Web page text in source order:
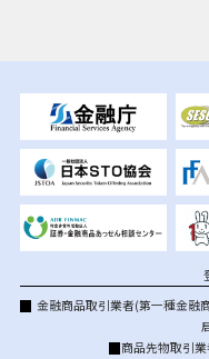
金融商品取引業者(第一種金融
商品先物取引